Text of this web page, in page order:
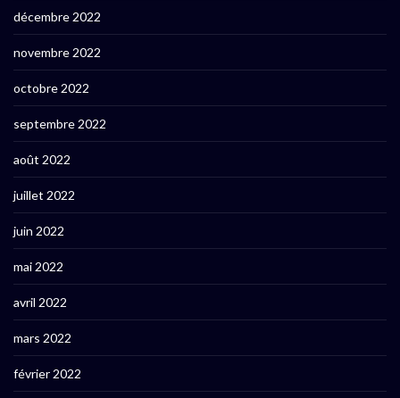
décembre 2022
novembre 2022
octobre 2022
septembre 2022
août 2022
juillet 2022
juin 2022
mai 2022
avril 2022
mars 2022
février 2022